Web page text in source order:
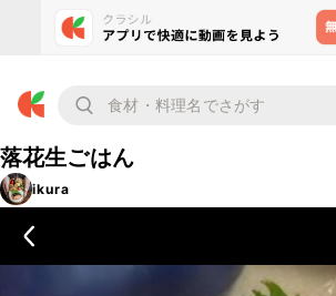
落花生ごはん
ikura